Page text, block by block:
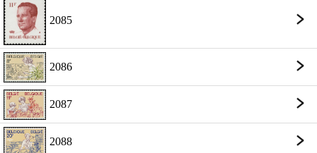
2085
2086
2087
2088